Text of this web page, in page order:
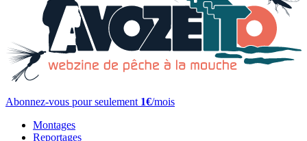
Abonnez-vous pour seulement 1€/mois
Montages
Reportages